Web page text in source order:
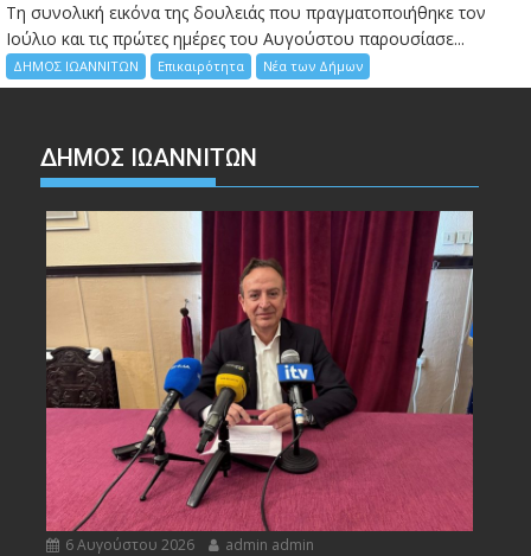
Τη συνολική εικόνα της δουλειάς που πραγματοποιήθηκε τον
Ιούλιο και τις πρώτες ημέρες του Αυγούστου παρουσίασε...
ΔΗΜΟΣ ΙΩΑΝΝΙΤΩΝ Επικαιρότητα Νέα των Δήμων
ΔΗΜΟΣ ΙΩΑΝΝΙΤΩΝ
6 Αυγούστου 2026 admin admin